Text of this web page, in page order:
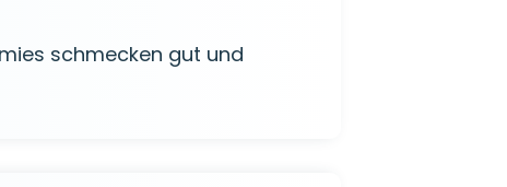
schmecken gut und